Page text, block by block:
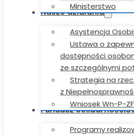
Ministerstwo
Nasze działania
Asystencja
Ustawa o
dostępności
ze szczególnymi
Strategia na
z
Wniosek Wn-P-
Fundusz
Programy